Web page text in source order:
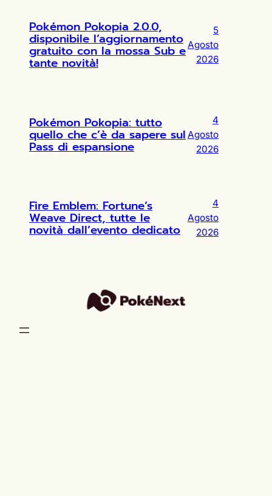
Pokémon Pokopia 2.0.0,
disponibile l’aggiornamento
gratuito con la mossa Sub e
tante novità!
5
Agosto
2026
Pokémon Pokopia: tutto
quello che c’è da sapere sul
Pass di espansione
4
Agosto
2026
Fire Emblem: Fortune’s
Weave Direct, tutte le
novità dall’evento dedicato
4
Agosto
2026